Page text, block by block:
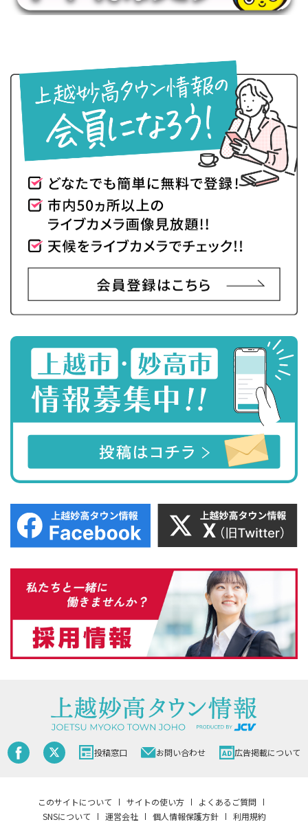
投稿窓口 お問い合わせ 広告掲載について
このサイトについて サイトの使い方
よくあるご質問
SNSについて
運営会社 個人情報保護方針 利用規約